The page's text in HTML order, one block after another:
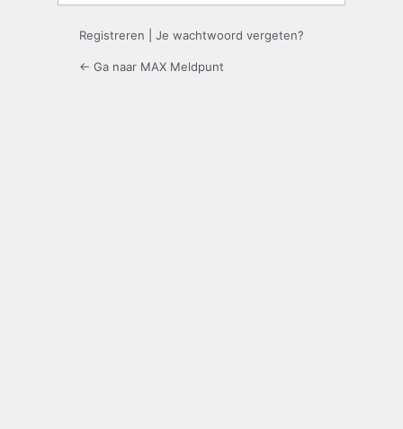
Registreren Je wachtwoord vergeten?
← Ga naar MAX Meldpunt